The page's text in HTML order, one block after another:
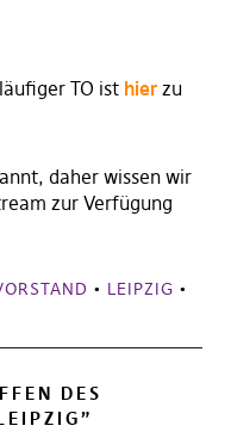
TO ist hierzu
daher wissen wir
zur Verfügung
• LEIPZIG •
DES
”